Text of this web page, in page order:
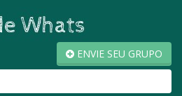
ENVIE SEU GRUPO